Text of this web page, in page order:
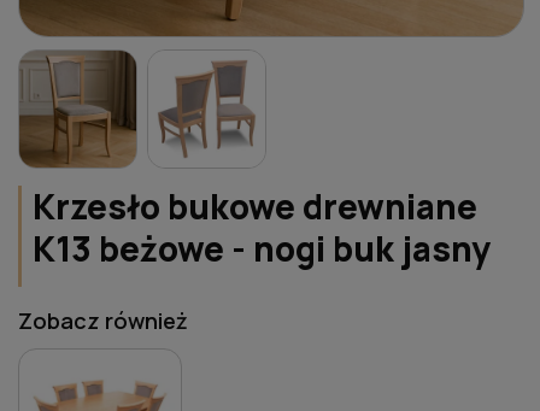
Krzesło bukowe drewniane
K13 beżowe - nogi buk jasny
Zobacz również